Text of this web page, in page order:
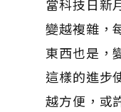
當科技日新
變越複雜，
東西也是，
這樣的進步
越方便，或